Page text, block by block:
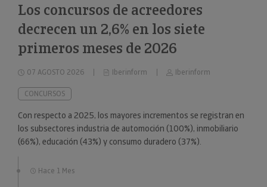
Los concursos de acreedores
decrecen un 2,6% en los siete
primeros meses de 2026
07 AGOSTO 2026 Iberinform Iberinform
CONCURSOS
Con respecto a 2025, los mayores incrementos se registran en
los subsectores industria de automoción (100%), inmobiliario
(66%), educación (43%) y consumo duradero (37%).
Hace 1 Mes